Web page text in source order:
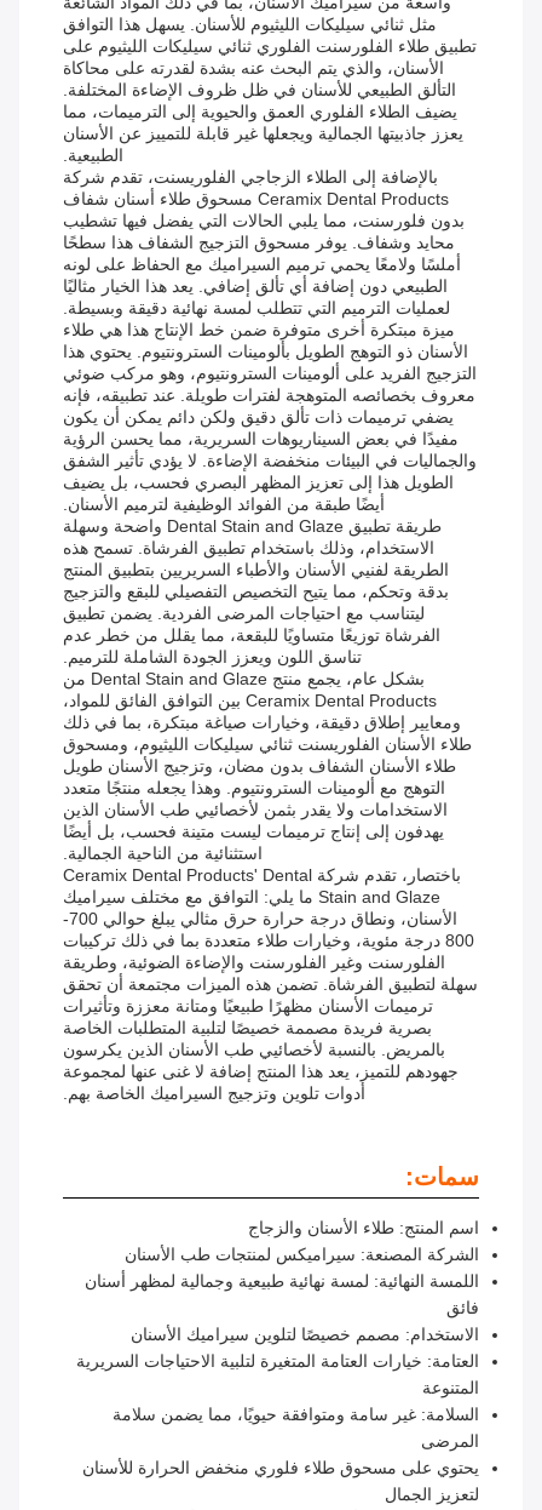
مثل ثنائي سيليكات الليثيوم للأسنان. يسهل هذا التوافق
تطبيق طلاء الفلورسنت الفلوري ثنائي سيليكات الليثيوم على
الأسنان، والذي يتم البحث عنه بشدة لقدرته على محاكاة
التألق الطبيعي للأسنان في ظل ظروف الإضاءة المختلفة.
يضيف الطلاء الفلوري العمق والحيوية إلى الترميمات، مما
يعزز جاذبيتها الجمالية ويجعلها غير قابلة للتمييز عن الأسنان
الطبيعية.
بالإضافة إلى الطلاء الزجاجي الفلوريسنت، تقدم شركة
Ceramix Dental Products مسحوق طلاء أسنان شفاف
بدون فلورسنت، مما يلبي الحالات التي يفضل فيها تشطيب
محايد وشفاف. يوفر مسحوق التزجيج الشفاف هذا سطحًا
أملسًا ولامعًا يحمي ترميم السيراميك مع الحفاظ على لونه
الطبيعي دون إضافة أي تألق إضافي. يعد هذا الخيار مثاليًا
لعمليات الترميم التي تتطلب لمسة نهائية دقيقة وبسيطة.
ميزة مبتكرة أخرى متوفرة ضمن خط الإنتاج هذا هي طلاء
الأسنان ذو التوهج الطويل بألومينات السترونتيوم. يحتوي هذا
التزجيج الفريد على ألومينات السترونتيوم، وهو مركب ضوئي
معروف بخصائصه المتوهجة لفترات طويلة. عند تطبيقه، فإنه
يضفي ترميمات ذات تألق دقيق ولكن دائم يمكن أن يكون
مفيدًا في بعض السيناريوهات السريرية، مما يحسن الرؤية
والجماليات في البيئات منخفضة الإضاءة. لا يؤدي تأثير الشفق
الطويل هذا إلى تعزيز المظهر البصري فحسب، بل يضيف
أيضًا طبقة من الفوائد الوظيفية لترميم الأسنان.
طريقة تطبيق Dental Stain and Glaze واضحة وسهلة
الاستخدام، وذلك باستخدام تطبيق الفرشاة. تسمح هذه
الطريقة لفنيي الأسنان والأطباء السريريين بتطبيق المنتج
بدقة وتحكم، مما يتيح التخصيص التفصيلي للبقع والتزجيج
ليتناسب مع احتياجات المرضى الفردية. يضمن تطبيق
الفرشاة توزيعًا متساويًا للبقعة، مما يقلل من خطر عدم
تناسق اللون ويعزز الجودة الشاملة للترميم.
بشكل عام، يجمع منتج Dental Stain and Glaze من
Ceramix Dental Products بين التوافق الفائق للمواد،
ومعايير إطلاق دقيقة، وخيارات صياغة مبتكرة، بما في ذلك
طلاء الأسنان الفلوريسنت ثنائي سيليكات الليثيوم، ومسحوق
طلاء الأسنان الشفاف بدون مضان، وتزجيج الأسنان طويل
التوهج مع ألومينات السترونتيوم. وهذا يجعله منتجًا متعدد
الاستخدامات ولا يقدر بثمن لأخصائيي طب الأسنان الذين
يهدفون إلى إنتاج ترميمات ليست متينة فحسب، بل أيضًا
استثنائية من الناحية الجمالية.
باختصار، تقدم شركة Ceramix Dental Products' Dental
Stain and Glaze ما يلي: التوافق مع مختلف سيراميك
الأسنان، ونطاق درجة حرارة حرق مثالي يبلغ حوالي 700-
800 درجة مئوية، وخيارات طلاء متعددة بما في ذلك تركيبات
الفلورسنت وغير الفلورسنت والإضاءة الضوئية، وطريقة
سهلة لتطبيق الفرشاة. تضمن هذه الميزات مجتمعة أن تحقق
ترميمات الأسنان مظهرًا طبيعيًا ومتانة معززة وتأثيرات
بصرية فريدة مصممة خصيصًا لتلبية المتطلبات الخاصة
بالمريض. بالنسبة لأخصائيي طب الأسنان الذين يكرسون
جهودهم للتميز، يعد هذا المنتج إضافة لا غنى عنها لمجموعة
أدوات تلوين وتزجيج السيراميك الخاصة بهم.
سمات:
اسم المنتج: طلاء الأسنان والزجاج
الشركة المصنعة: سيراميكس لمنتجات طب الأسنان
اللمسة النهائية: لمسة نهائية طبيعية وجمالية لمظهر أسنان
فائق
الاستخدام: مصمم خصيصًا لتلوين سيراميك الأسنان
العتامة: خيارات العتامة المتغيرة لتلبية الاحتياجات السريرية
المتنوعة
السلامة: غير سامة ومتوافقة حيويًا، مما يضمن سلامة
المرضى
يحتوي على مسحوق طلاء فلوري منخفض الحرارة للأسنان
لتعزيز الجمال